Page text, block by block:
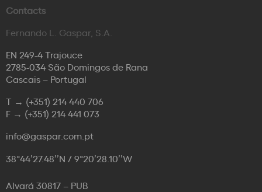
Contacts
Fernando L. Gaspar, S.A.
EN 249-4 Trajouce
2785-034 São Domingos de Rana
Cascais – Portugal
T → (+351) 214 440 706
F → (+351) 214 441 073
info@gaspar.com.pt
38°44’27.48’’N / 9°20’28.10’’W
Alvará 30817 – PUB